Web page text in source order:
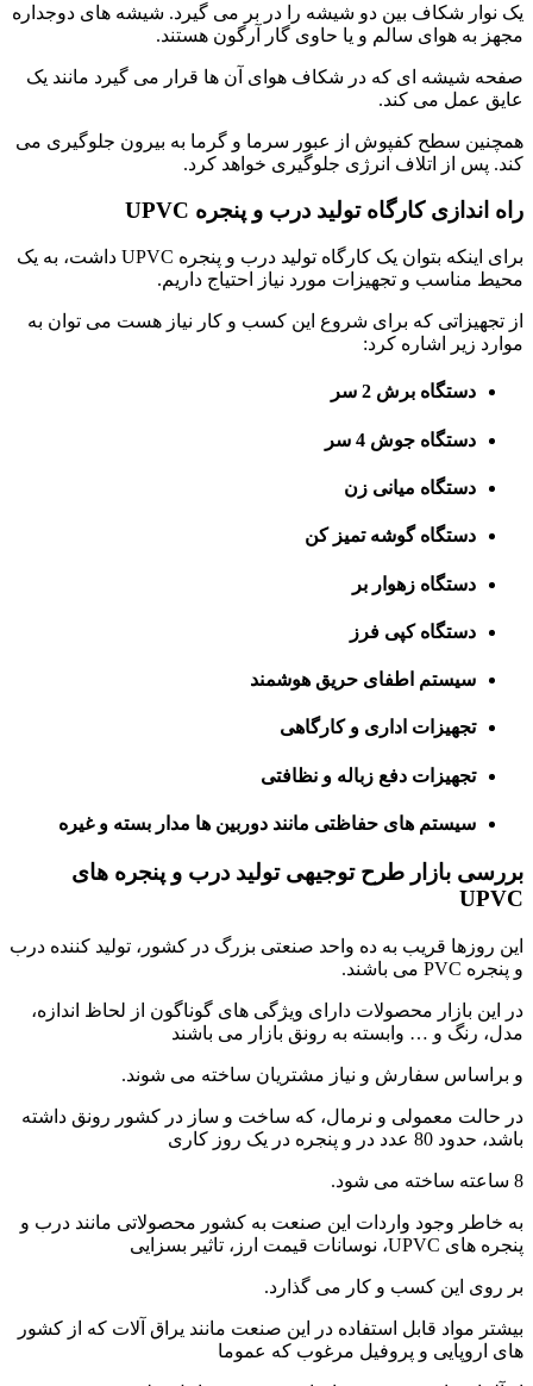
یک نوار شکاف بین دو شیشه را در بر می گیرد. شیشه های دوجداره
مجهز به هوای سالم و یا حاوی گار آرگون هستند.
صفحه شیشه ای که در شکاف هوای آن ها قرار می گیرد مانند یک
عایق عمل می کند.
همچنین سطح کفپوش از عبور سرما و گرما به بیرون جلوگیری می
کند. پس از اتلاف انرژی جلوگیری خواهد کرد.
راه اندازی کارگاه تولید درب و پنجره UPVC
برای اینکه بتوان یک کارگاه تولید درب و پنجره UPVC داشت، به یک
محیط مناسب و تجهیزات مورد نیاز احتیاج داریم.
از تجهیزاتی که برای شروع این کسب و کار نیاز هست می توان به
موارد زیر اشاره کرد:
دستگاه برش 2 سر
دستگاه جوش 4 سر
دستگاه میانی زن
دستگاه گوشه تمیز کن
دستگاه زهوار بر
دستگاه کپی فرز
سیستم اطفای حریق هوشمند
تجهیزات اداری و کارگاهی
تجهیزات دفع زباله و نظافتی
سیستم های حفاظتی مانند دوربین ها مدار بسته و غیره
بررسی بازار طرح توجیهی تولید درب و پنجره های
UPVC
این روزها قریب به ده واحد صنعتی بزرگ در کشور، ‌تولید کننده درب
و پنجره PVC می باشند.
در این بازار محصولات دارای ویژگی های گوناگون از لحاظ اندازه،
مدل، رنگ و … وابسته به رونق بازار می باشند
و براساس سفارش و نیاز مشتریان ساخته می شوند.
در حالت معمولی و نرمال، که ساخت و ساز در کشور رونق داشته
باشد، حدود 80 عدد در و پنجره در یک روز کاری
8 ساعته ساخته می شود.
به خاطر وجود واردات این صنعت به کشور محصولاتی مانند درب و
پنجره های UPVC، نوسانات قیمت ارز، تاثیر بسزایی
بر روی این کسب و کار می گذارد.
بیشتر مواد قابل استفاده در این صنعت مانند یراق آلات که از کشور
های اروپایی و پروفیل مرغوب که عموما